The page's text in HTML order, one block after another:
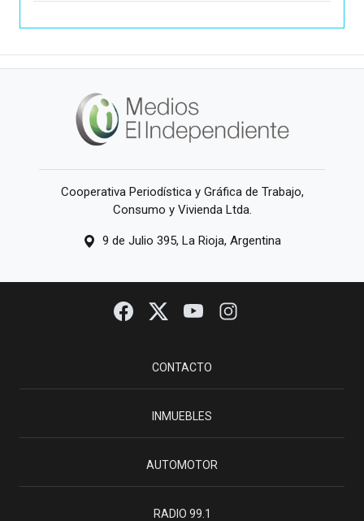
Cooperativa Periodística y Gráfica de Trabajo,
Consumo y Vivienda Ltda.
9 de Julio 395, La Rioja, Argentina
CONTACTO
INMUEBLES
AUTOMOTOR
RADIO 99.1